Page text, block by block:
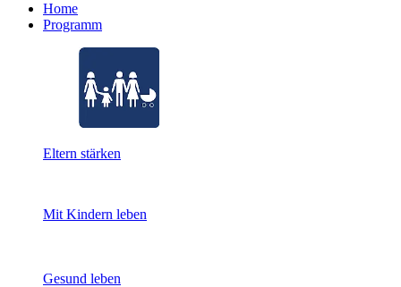
Home
Programm
Eltern stärken
Mit Kindern leben
Gesund leben